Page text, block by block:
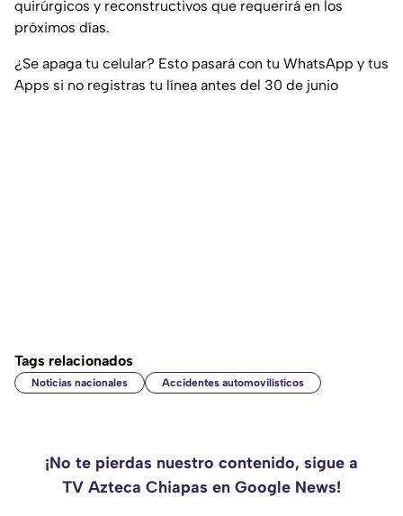
quirúrgicos y reconstructivos que requerirá en los
próximos días.
¿Se apaga tu celular? Esto pasará con tu WhatsApp y tus
Apps si no registras tu línea antes del 30 de junio
Tags relacionados
Noticias nacionales Accidentes automovilísticos
¡No te pierdas nuestro contenido, sigue a
TV Azteca Chiapas en Google News!